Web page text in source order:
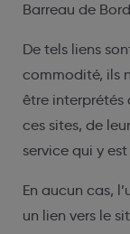
Barreau de
De tels liens
commodité, ils
être interprétés
ces sites, de
service qui y
En aucun cas,
un lien vers le